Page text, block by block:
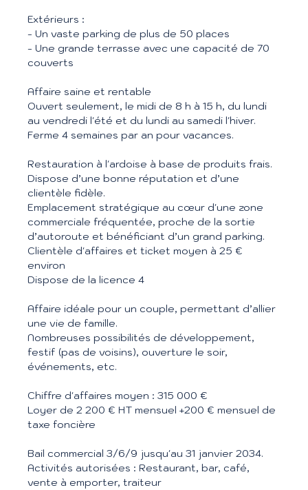
Extérieurs :
- Un vaste parking de plus de 50 places
- Une grande terrasse avec une capacité de 70
couverts
Affaire saine et rentable
Ouvert seulement, le midi de 8 h à 15 h, du lundi
au vendredi l'été et du lundi au samedi l'hiver.
Ferme 4 semaines par an pour vacances.
Restauration à l'ardoise à base de produits frais.
Dispose d’une bonne réputation et d’une
clientèle fidèle.
Emplacement stratégique au cœur d'une zone
commerciale fréquentée, proche de la sortie
d’autoroute et bénéficiant d’un grand parking.
Clientèle d'affaires et ticket moyen à 25 €
environ
Dispose de la licence 4
Affaire idéale pour un couple, permettant d’allier
une vie de famille.
Nombreuses possibilités de développement,
festif (pas de voisins), ouverture le soir,
événements, etc.
Chiffre d'affaires moyen : 315 000 €
Loyer de 2 200 € HT mensuel +200 € mensuel de
taxe foncière
Bail commercial 3/6/9 jusqu'au 31 janvier 2034.
Activités autorisées : Restaurant, bar, café,
vente à emporter, traiteur